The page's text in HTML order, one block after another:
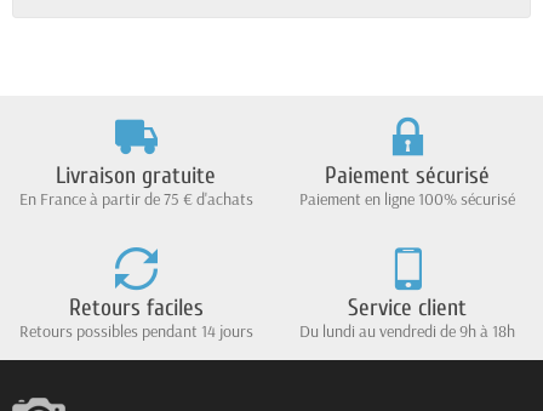
Livraison gratuite
En France à partir de 75 € d'achats
Paiement sécurisé
Paiement en ligne 100% sécurisé
Retours faciles
Retours possibles pendant 14 jours
Service client
Du lundi au vendredi de 9h à 18h